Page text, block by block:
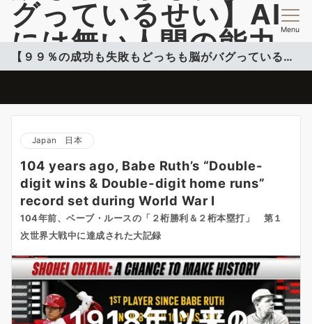
グっているせい】AI
には無い人間の能力
開発情報を提供
Menu
【９９％の成功も失敗もどっちも脳がバグっているせい】
Japan 日本
104 years ago, Babe Ruth’s “Double-
digit wins & Double-digit home runs”
record set during World War I
104年前、ベーブ・ルースの「２桁勝利＆２桁本塁打」 第１
次世界大戦中に達成された大記録